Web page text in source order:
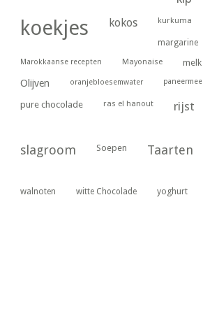
koekjes kokos kurkuma
margarine
Marokkaanse recepten Mayonaise melk
Olijven oranjebloesemwater paneermeel
pure chocolade ras el hanout rijst
slagroom Soepen Taarten
walnoten witte Chocolade yoghurt